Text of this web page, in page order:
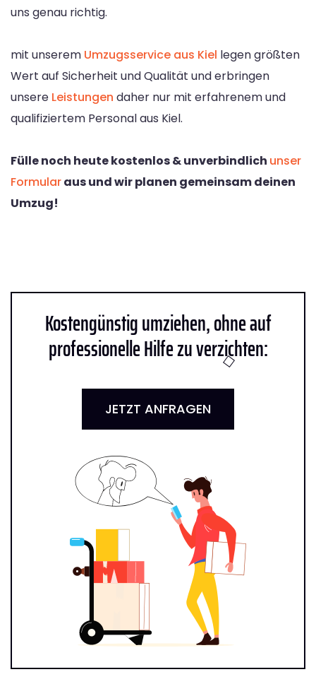
uns genau richtig.
mit unserem Umzugsservice aus Kiel legen größten
Wert auf Sicherheit und Qualität und erbringen
unsere Leistungen daher nur mit erfahrenem und
qualifiziertem Personal aus Kiel.
Fülle noch heute kostenlos & unverbindlich unser
Formularaus und wir planen gemeinsam deinen
Umzug!
Kostengünstig umziehen, ohne auf
professionelle Hilfe zu verzichten:
JETZT ANFRAGEN